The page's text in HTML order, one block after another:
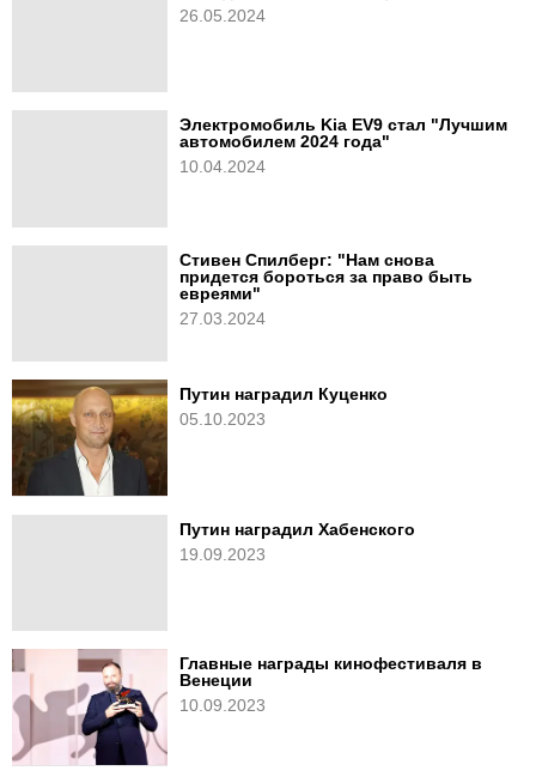
26.05.2024
Электромобиль Kia EV9 стал "Лучшим
автомобилем 2024 года"
10.04.2024
Стивен Спилберг: "Нам снова
придется бороться за право быть
евреями"
27.03.2024
Путин наградил Куценко
05.10.2023
Путин наградил Хабенского
19.09.2023
Главные награды кинофестиваля в
Венеции
10.09.2023